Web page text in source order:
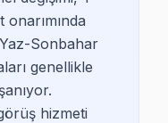
Sonbahar
genellikle
hizmeti